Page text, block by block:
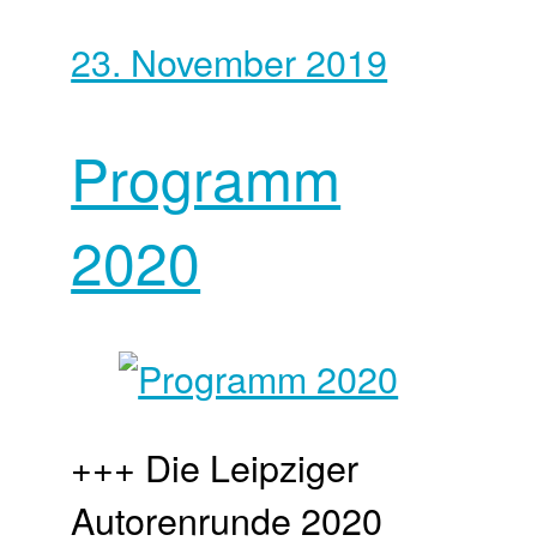
23. November 2019
Programm
2020
+++ Die Leipziger
Autorenrunde 2020